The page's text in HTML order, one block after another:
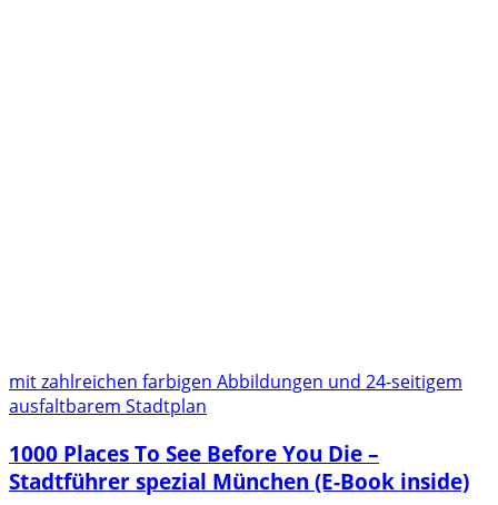
mit zahlreichen farbigen Abbildungen und 24-seitigem
ausfaltbarem Stadtplan
1000 Places To See Before You Die –
Stadtführer spezial München (E-Book inside)